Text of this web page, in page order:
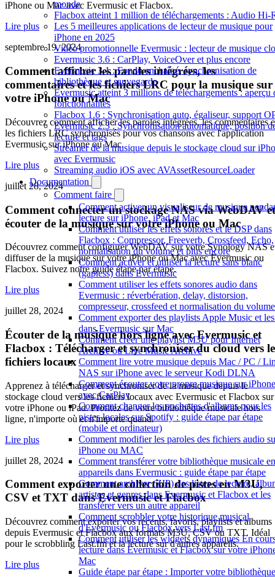
monde
Flacbox atteint 1 million de téléchargements : Audio Hi-
Les 5 meilleures applications de lecteur de musique pour
iPhone en 2025
Vidéo promotionnelle Evermusic : lecteur de musique
Evermusic 3.6 : CarPlay, VoiceOver et plus encore
Evermusic 3.1 : Fondu enchaîné, synchronisation de
bibliothèque et sauvegarde
Evermusic atteint 3 millions de téléchargements : aperçu
fonctionnalités
Flacbox 1.6 : Synchronisation auto, égaliseur, support
Evermusic 2.3 : Synchronisation automatique, position
lecture et tags
Streamer de la musique depuis le stockage cloud sur
avec Evermusic
Streaming audio iOS avec AVAssetResourceLoader
Documentation
Comment faire
Comment activer un visualiseur de musique
lecture sur iPhone, iPad et Mac
Comment utiliser les effets sonores et le DSP dans
Flacbox : Compressor, Freeverb, Crossfeed, Echo,
normalisation du volume et plus encore
Comment activer et utiliser la lecture sans blanc
(gapless) dans Evermusic
Comment utiliser les effets sonores audio dans
Evermusic : réverbération, delay, distorsion,
compresseur, crossfeed et normalisation du volume
Comment exporter des playlists Apple Music et
dans Evermusic sur Mac
Comment créer une playlist M3U pour Internet
Archive ou Live Music Archive
Comment lire votre musique depuis Mac / PC /
NAS sur iPhone avec le serveur Kodi DLNA
Comment écouter votre propre musique sur iPhone
avec CarPlay
Comment changer les pochettes d'albums pour les
pistes locales sur Spotify : guide étape par étape
(mobile et ordinateur)
Comment modifier les paroles des fichiers audio
iPhone ou MAC
Comment transférer votre bibliothèque musicale
appareils dans Evermusic : guide étape par étape
Comment archiver (ZIP) des listes de lecture,
artistes et genres dans Evermusic et Flacbox et les
transférer vers un autre appareil
Comment scrobbler votre historique musical
d'Evermusic ou Flacbox vers Last.fm
Comment utiliser les widgets dynamiques En
lecture dans Evermusic et Flacbox sur votre
Mac
Guide étape par étape : Importer votre bibliothèque
iPhone ou Mac avec Evermusic et Flacbox.
Lire plus
septembre 19, 2024
Comment afficher les paroles intégrées, les
commentaires et les fichiers LRC pour la musique sur
votre iPhone ou Mac
Découvrez comment afficher les paroles intégrées, les commentaires
les fichiers LRC synchronisés pour vos chansons avec l'application
Evermusic sur iPhone ou Mac.
Lire plus
juillet 28, 2024
Comment connecter un stockage NAS via WebDAV et
écouter de la musique sur votre iPhone ou Mac
Découvrez comment configurer WebDAV sur votre Synology NAS
diffuser de la musique sur votre iPhone ou Mac avec Evermusic ou
Flacbox. Suivez notre guide étape par étape.
Lire plus
juillet 28, 2024
Écouter de la musique hors ligne avec Evermusic et
Flacbox : Télécharger et synchroniser du cloud vers
fichiers locaux
Apprenez à télécharger et synchroniser de la musique depuis le
stockage cloud vers les fichiers locaux avec Evermusic et Flacbox sur
votre iPhone ou iPad. Profitez de votre bibliothèque musicale hors
ligne, n'importe où et n'importe quand.
Lire plus
juillet 28, 2024
Comment exporter une collection de pistes en M3U,
CSV et TXT dans Evermusic et Flacbox
Découvrez comment exporter vos récents, favoris, playlists et albums
depuis Evermusic et Flacbox aux formats M3U, CSV ou TXT. Idéal
pour le scrobbling Last.fm et la lecture sur d'autres appareils.
Lire plus